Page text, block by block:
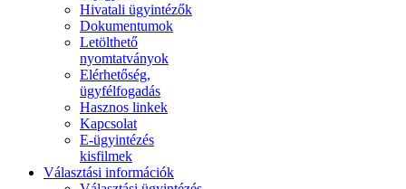
Hivatali ügyintézők
Dokumentumok
Letölthető
nyomtatványok
Elérhetőség,
ügyfélfogadás
Hasznos linkek
Kapcsolat
E-ügyintézés
kisfilmek
Választási információk